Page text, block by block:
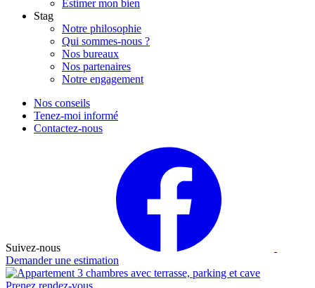
Estimer mon bien
Stag
Notre philosophie
Qui sommes-nous ?
Nos bureaux
Nos partenaires
Notre engagement
Nos conseils
Tenez-moi informé
Contactez-nous
Suivez-nous
Demander une estimation
Prenez rendez-vous